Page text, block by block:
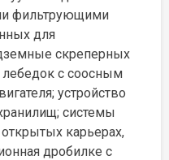
фильтрующими
для
скреперных
с соосным
устройство
системы
карьерах,
дробилке с